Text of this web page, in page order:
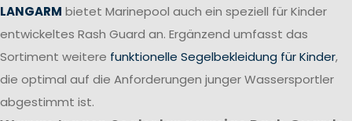
LANGARM bietet Marinepool auch ein speziell für Kinder
entwickeltes Rash Guard an. Ergänzend umfasst das
Sortiment weitere funktionelle Segelbekleidung für Kinder,
die optimal auf die Anforderungen junger Wassersportler
abgestimmt ist.